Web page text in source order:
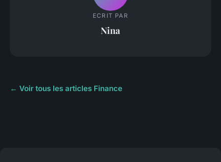
ECRIT PAR
Nina
← Voir tous les articles Finance